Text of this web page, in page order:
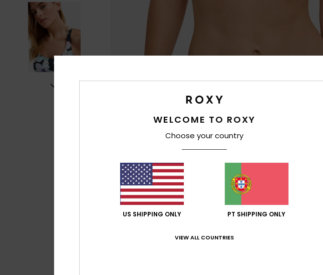
WELCOME TO ROXY
Choose your country
US SHIPPING ONLY PT SHIPPING ONLY
VIEW ALL COUNTRIES